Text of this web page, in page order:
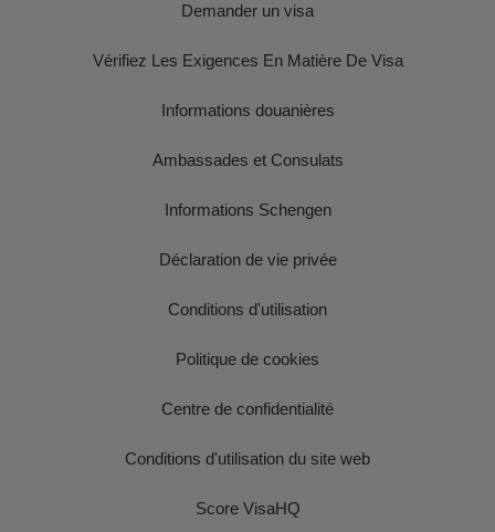
Demander un visa
Vérifiez Les Exigences En Matière De Visa
Informations douanières
Ambassades et Consulats
Informations Schengen
Déclaration de vie privée
Conditions d'utilisation
Politique de cookies
Centre de confidentialité
Conditions d'utilisation du site web
Score VisaHQ